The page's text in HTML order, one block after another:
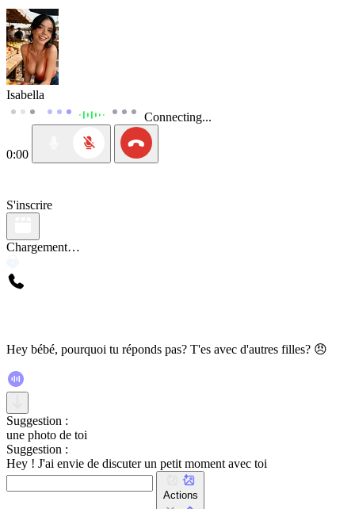
Isabella
Connecting...
0:00
S'inscrire
Chargement…
Hey bébé, pourquoi tu réponds pas? T'es avec d'autres filles? 😠
Suggestion :
une photo de toi
Suggestion :
Hey ! J'ai envie de discuter un petit moment avec toi
Actions